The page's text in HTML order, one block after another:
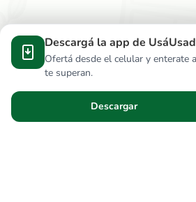
Descargá la app de
Ofertá desde el celular y enterate
te superan.
Descargar